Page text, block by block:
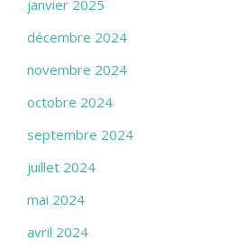
janvier 2025
décembre 2024
novembre 2024
octobre 2024
septembre 2024
juillet 2024
mai 2024
avril 2024